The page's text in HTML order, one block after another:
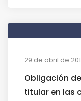
29 de abril de
Obligación
titular en las